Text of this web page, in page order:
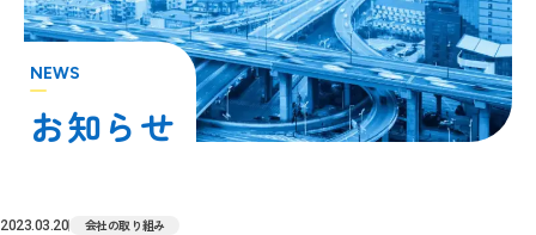
NEWS
2023.03.20 会社の取り組み